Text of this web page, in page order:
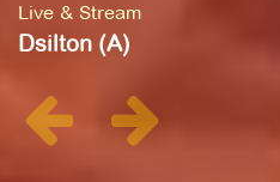
Live & Stream
Dsilton (A)